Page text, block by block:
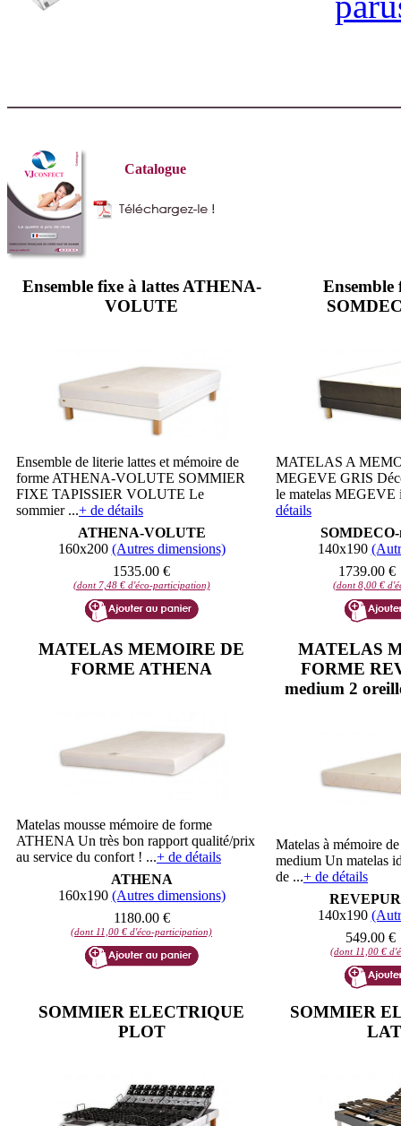
Catalogue
Ensemble fixe à lattes ATHENA-
VOLUTE
Ensemble de literie lattes et mémoire de
forme ATHENA-VOLUTE SOMMIER
FIXE TAPISSIER VOLUTE Le
sommier ...+ de détails
ATHENA-VOLUTE
160x200 (Autres dimensions)
1535.00 €
(dont 7,48 € d'éco-participation)
Ensemble
MATELAS A
MEGEVE GRIS
le matelas MEGEVE
détails
SOMDECO-
140x190
1739.00 €
(dont 8,00 €
MATELAS MEMOIRE DE
FORME ATHENA
Matelas mousse mémoire de forme
ATHENA Un très bon rapport qualité/prix
au service du confort ! ...+ de détails
ATHENA
160x190 (Autres dimensions)
1180.00 €
(dont 11,00 € d'éco-participation)
MATELAS
FORME
medium 2
Matelas à mémoire
medium Un matelas
de ...+ de détails
140x190
549.00 €
(dont 11,00 €
SOMMIER ELECTRIQUE
PLOT
SOMMIER